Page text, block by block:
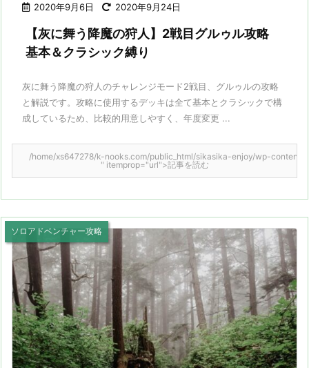
2020年9月6日 2020年9月24日
【灰に舞う降魔の狩人】2戦目グルゥル攻略
基本＆クラシック縛り
灰に舞う降魔の狩人のチャレンジモード2戦目、グルゥルの攻略
と解説です。攻略に使用するデッキは全て基本とクラシックで構
成しているため、比較的用意しやすく、年度変更 ...
/home/xs647278/k-nooks.com/public_html/sikasika-enjoy/wp-
" itemprop="url">記事を読む
ソロアドベンチャー攻略